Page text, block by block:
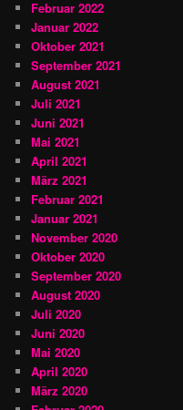
Februar 2022
Januar 2022
Oktober 2021
September 2021
August 2021
Juli 2021
Juni 2021
Mai 2021
April 2021
März 2021
Februar 2021
Januar 2021
November 2020
Oktober 2020
September 2020
August 2020
Juli 2020
Juni 2020
Mai 2020
April 2020
März 2020